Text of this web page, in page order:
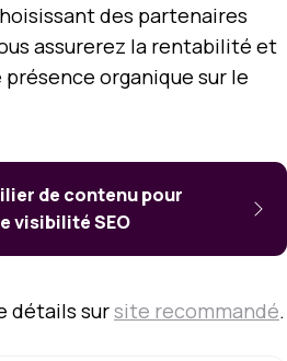
des partenaires
assurerez la rentabilité et
organique sur le
de contenu pour
visibilité SEO
détails sursite recommandé.